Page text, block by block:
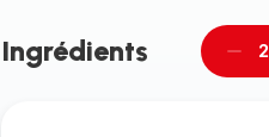
Ingrédients